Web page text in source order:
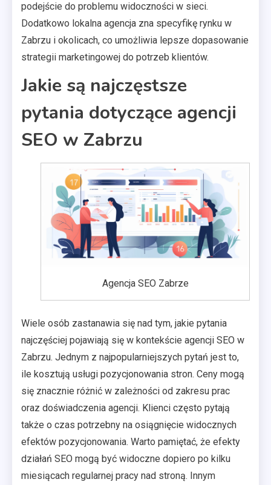
podejście do problemu widoczności w sieci.
Dodatkowo lokalna agencja zna specyfikę rynku w
Zabrzu i okolicach, co umożliwia lepsze dopasowanie
strategii marketingowej do potrzeb klientów.
Jakie są najczęstsze
pytania dotyczące agencji
SEO w Zabrzu
Agencja SEO Zabrze
Wiele osób zastanawia się nad tym, jakie pytania
najczęściej pojawiają się w kontekście agencji SEO w
Zabrzu. Jednym z najpopularniejszych pytań jest to,
ile kosztują usługi pozycjonowania stron. Ceny mogą
się znacznie różnić w zależności od zakresu prac
oraz doświadczenia agencji. Klienci często pytają
także o czas potrzebny na osiągnięcie widocznych
efektów pozycjonowania. Warto pamiętać, że efekty
działań SEO mogą być widoczne dopiero po kilku
miesiącach regularnej pracy nad stroną. Innym